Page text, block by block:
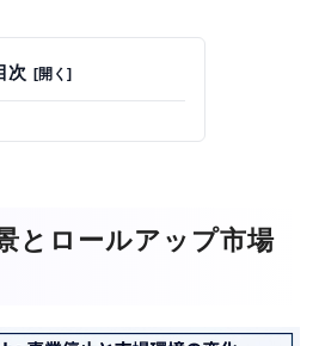
次
とロールアップ市場